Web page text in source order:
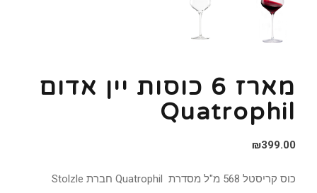
מארז 6 כוסות יין אדום
Quatrophil
₪399.00
כוס קריסטל 568 מ"ל מסדרת Quatrophil חברת Stolzle